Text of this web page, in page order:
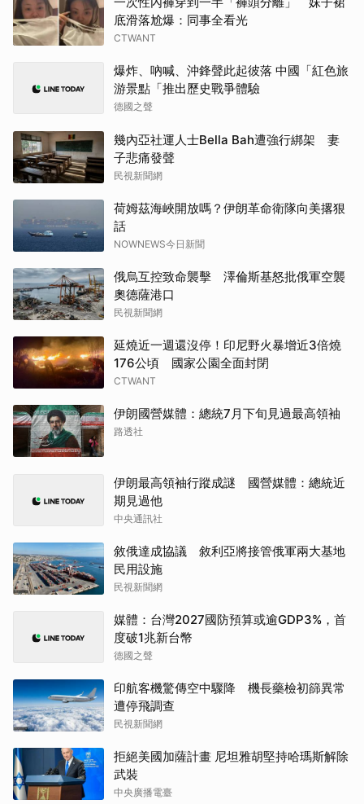
底滑落尬爆：同事全看光
CTWANT
爆炸、吶喊、沖鋒聲此起彼落 中國「紅色旅
游景點「推出歷史戰爭體驗
德國之聲
幾內亞社運人士Bella Bah遭強行綁架 妻
子悲痛發聲
民視新聞網
荷姆茲海峽開放嗎？伊朗革命衛隊向美撂狠
話
NOWNEWS今日新聞
俄烏互控致命襲擊 澤倫斯基怒批俄軍空襲
奧德薩港口
民視新聞網
延燒近一週還沒停！印尼野火暴增近3倍燒
176公頃 國家公園全面封閉
CTWANT
伊朗國營媒體：總統7月下旬見過最高領袖
路透社
伊朗最高領袖行蹤成謎 國營媒體：總統近
期見過他
中央通訊社
敘俄達成協議 敘利亞將接管俄軍兩大基地
民用設施
民視新聞網
媒體：台灣2027國防預算或逾GDP3%，首
度破1兆新台幣
德國之聲
印航客機驚傳空中驟降 機長藥檢初篩異常
遭停飛調查
民視新聞網
拒絕美國加薩計畫 尼坦雅胡堅持哈瑪斯解除
武裝
中央廣播電臺